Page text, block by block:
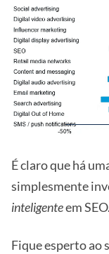
É claro que há
simplesmente
inteligenteem SEO.
Fique esperto ao